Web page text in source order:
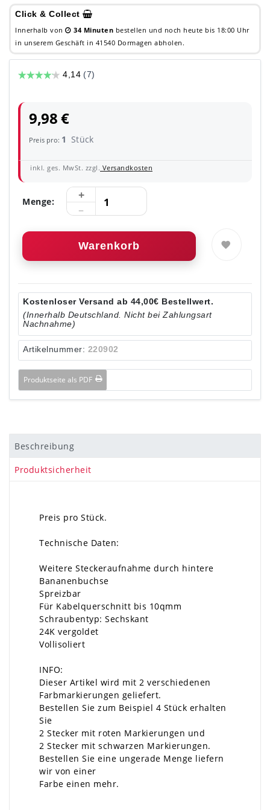
Click & Collect
Innerhalb von 34 Minuten bestellen und noch heute bis 18:00 Uhr
in unserem Geschäft in 41540 Dormagen abholen.
9,98 €
Preis pro: 1 Stück
inkl. ges. MwSt. zzgl. Versandkosten
Menge:
Warenkorb
Kostenloser Versand ab 44,00€ Bestellwert.
(Innerhalb Deutschland. Nicht bei Zahlungsart
Nachnahme)
Artikelnummer: 220902
Produktseite als PDF
Beschreibung
Produktsicherheit
Preis pro Stück.
Technische Daten:
Weitere Steckeraufnahme durch hintere
Bananenbuchse
Spreizbar
Für Kabelquerschnitt bis 10qmm
Schraubentyp: Sechskant
24K vergoldet
Vollisoliert
INFO:
Dieser Artikel wird mit 2 verschiedenen
Farbmarkierungen geliefert.
Bestellen Sie zum Beispiel 4 Stück erhalten
Sie
2 Stecker mit roten Markierungen und
2 Stecker mit schwarzen Markierungen.
Bestellen Sie eine ungerade Menge liefern
wir von einer
Farbe einen mehr.